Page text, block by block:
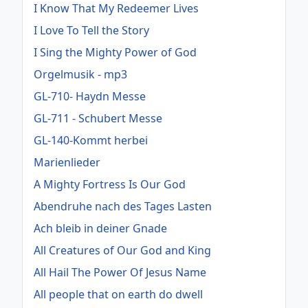
I Know That My Redeemer Lives
I Love To Tell the Story
I Sing the Mighty Power of God
Orgelmusik - mp3
GL-710- Haydn Messe
GL-711 - Schubert Messe
GL-140-Kommt herbei
Marienlieder
A Mighty Fortress Is Our God
Abendruhe nach des Tages Lasten
Ach bleib in deiner Gnade
All Creatures of Our God and King
All Hail The Power Of Jesus Name
All people that on earth do dwell